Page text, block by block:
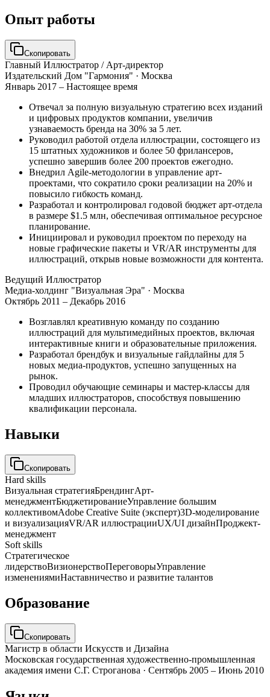
Опыт работы
Скопировать
Главный Иллюстратор / Арт-директор
Издательский Дом "Гармония" · Москва
Январь 2017 – Настоящее время
Отвечал за полную визуальную стратегию всех изданий
и цифровых продуктов компании, увеличив
узнаваемость бренда на 30% за 5 лет.
Руководил работой отдела иллюстрации, состоящего из
15 штатных художников и более 50 фрилансеров,
успешно завершив более 200 проектов ежегодно.
Внедрил Agile-методологии в управление арт-
проектами, что сократило сроки реализации на 20% и
повысило гибкость команд.
Разработал и контролировал годовой бюджет арт-отдела
в размере $1.5 млн, обеспечивая оптимальное ресурсное
планирование.
Инициировал и руководил проектом по переходу на
новые графические пакеты и VR/AR инструменты для
иллюстраций, открыв новые возможности для контента.
Ведущий Иллюстратор
Медиа-холдинг "Визуальная Эра" · Москва
Октябрь 2011 – Декабрь 2016
Возглавлял креативную команду по созданию
иллюстраций для мультимедийных проектов, включая
интерактивные книги и образовательные приложения.
Разработал брендбук и визуальные гайдлайны для 5
новых медиа-продуктов, успешно запущенных на
рынок.
Проводил обучающие семинары и мастер-классы для
младших иллюстраторов, способствуя повышению
квалификации персонала.
Навыки
Скопировать
Hard skills
Визуальная стратегияБрендингАрт-
менеджментБюджетированиеУправление большим
коллективомAdobe Creative Suite (эксперт)3D-моделирование
и визуализацияVR/AR иллюстрацииUX/UI дизайнПроджект-
менеджмент
Soft skills
Стратегическое
лидерствоВизионерствоПереговорыУправление
изменениямиНаставничество и развитие талантов
Образование
Скопировать
Магистр в области Искусств и Дизайна
Московская государственная художественно-промышленная
академия имени С.Г. Строганова · Сентябрь 2005 – Июнь 2010